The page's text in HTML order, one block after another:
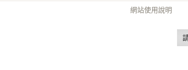
網站使用說明